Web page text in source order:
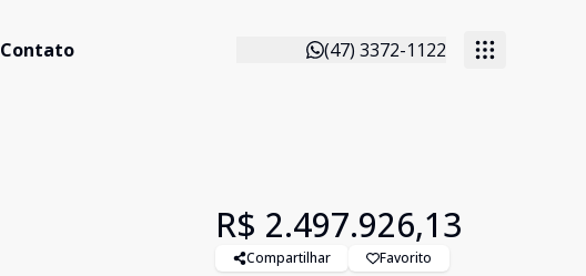
Contato (47) 3372-1122
R$ 2.497.926,13
Compartilhar Favorito